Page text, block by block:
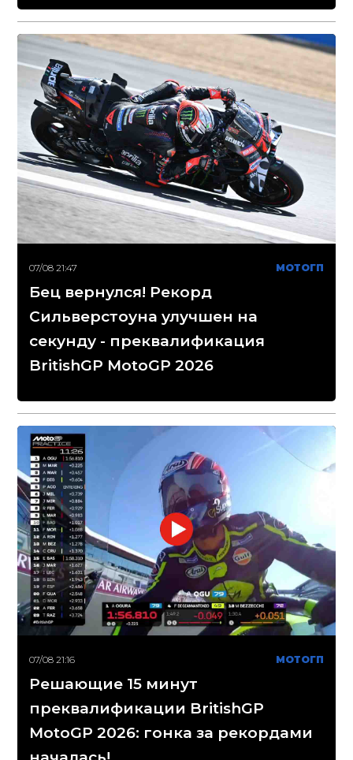
07/08 21:47 МОТОГП
Бец вернулся! Рекорд
Сильверстоуна улучшен на
секунду - преквалификация
BritishGP MotoGP 2026
07/08 21:16 МОТОГП
Решающие 15 минут
преквалификации BritishGP
MotoGP 2026: гонка за рекордами